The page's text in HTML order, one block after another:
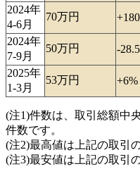
2024年
4-6月
70万円
2024年
7-9月
50万円 -
2025年
1-3月
53万円 +6%
(注1)件数は、取引総額中
件数です。
(注2)最高値は上記の取引
(注3)最安値は上記の取引